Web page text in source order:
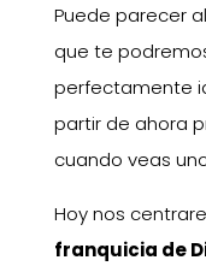
Puede parecer
que te
perfectamente
partir de ahora
cuando veas
Hoy nos
franquicia de